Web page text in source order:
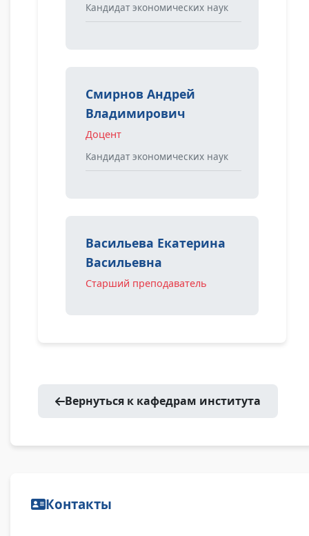
Кандидат экономических наук
Смирнов Андрей
Владимирович
Доцент
Кандидат экономических наук
Васильева Екатерина
Васильевна
Старший преподаватель
Вернуться к кафедрам института
Контакты